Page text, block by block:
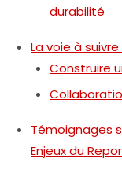
durabilité
La voie à
Construire
Témoignages
Enjeux du